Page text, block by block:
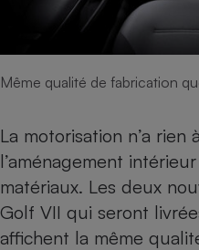
Même qualité de fabrication
La motorisation n’a rien
l’aménagement
matériaux. Les deux
Golf VII qui seront
affichent la même